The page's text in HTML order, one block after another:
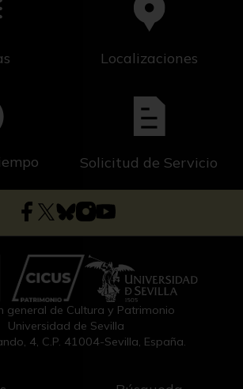
Localizaciones
Solicitud de Servicio
general de Cultura y Patrimonio
Universidad de Sevilla
4, C.P. 41004-Sevilla, España.